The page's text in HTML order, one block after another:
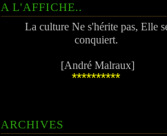
A L'AFFICHE..
La culture Ne s'hérite pas, Elle
conquiert.
[André Malraux]
**********
ARCHIVES